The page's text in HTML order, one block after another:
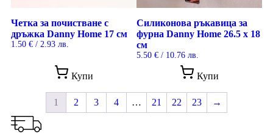
Четка за почистване с
дръжка Danny Home 17 см
1.50 € / 2.93 лв.
Купи
Силиконова ръкавица за
фурна Danny Home 26.5 х 18
см
5.50 € / 10.76 лв.
Купи
1 2 3 4 … 21 22 23 →